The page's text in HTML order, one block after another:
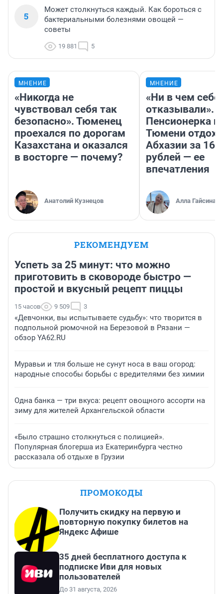
5
Может столкнуться каждый. Как бороться с
бактериальными болезнями овощей —
советы
19 881 5
МНЕНИЕ
«Никогда не
чувствовал себя так
безопасно». Тюменец
проехался по дорогам
Казахстана и оказался
в восторге — почему?
Анатолий Кузнецов
МНЕНИЕ
«Ни в чем себе
отказывали».
Пенсионерка
Тюмени
Абхазии за
рублей — ее
впечатления
Алла Гайсина
РЕКОМЕНДУЕМ
Успеть за 25 минут: что можно
приготовить в сковороде быстро —
простой и вкусный рецепт пиццы
15 часов 9 509 3
«Девчонки, вы испытываете судьбу»: что творится в
подпольной рюмочной на Березовой в Рязани —
обзор YA62.RU
Муравьи и тля больше не сунут носа в ваш огород:
народные способы борьбы с вредителями без химии
Одна банка — три вкуса: рецепт овощного ассорти на
зиму для жителей Архангельской области
«Было страшно столкнуться с полицией».
Популярная блогерша из Екатеринбурга честно
рассказала об отдыхе в Грузии
ПРОМОКОДЫ
Получить скидку на первую и
повторную покупку билетов на
Яндекс Афише
35 дней бесплатного доступа к
подписке Иви для новых
пользователей
До 31 августа, 2026